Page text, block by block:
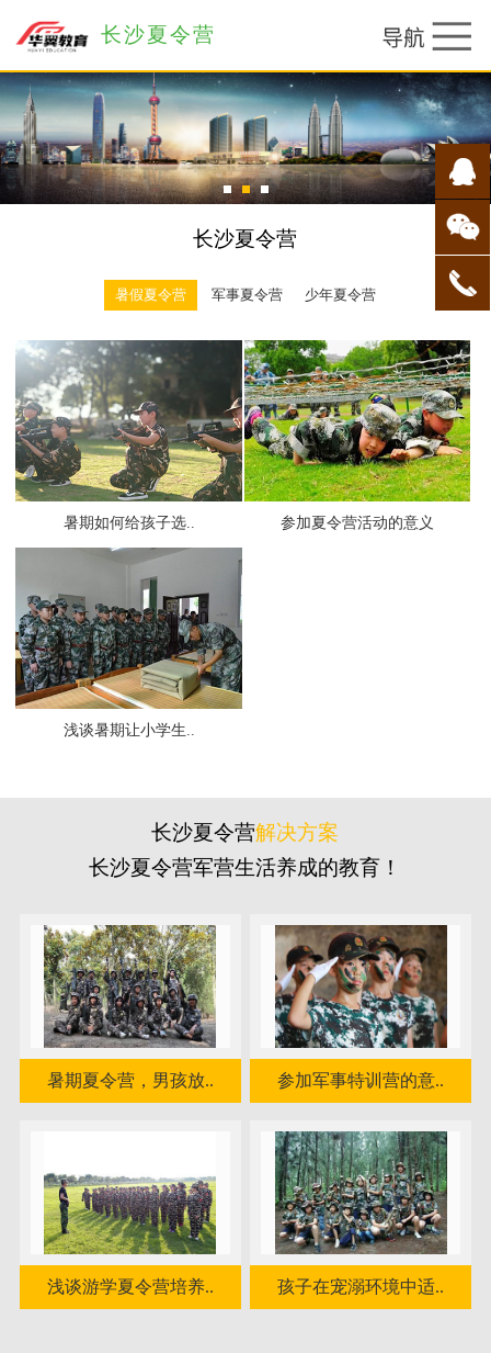
长沙夏令营
长沙夏令营
暑假夏令营 军事夏令营 少年夏令营
暑期如何给孩子选.. 参加夏令营活动的意义
浅谈暑期让小学生..
长沙夏令营解决方案
长沙夏令营军营生活养成的教育！
暑期夏令营，男孩放.. 参加军事特训营的意..
浅谈游学夏令营培养.. 孩子在宠溺环境中适..